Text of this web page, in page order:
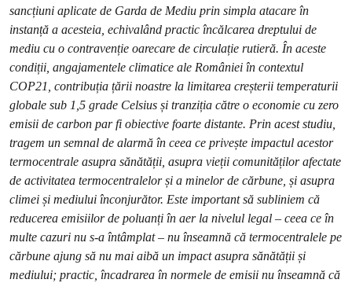
sancțiuni aplicate de Garda de Mediu prin simpla atacare în
instanță a acesteia, echivalând practic încălcarea dreptului de
mediu cu o contravenție oarecare de circulație rutieră. În aceste
condiții, angajamentele climatice ale României în contextul
COP21, contribuția țării noastre la limitarea creșterii temperaturii
globale sub 1,5 grade Celsius și tranziția către o economie cu zero
emisii de carbon par fi obiective foarte distante. Prin acest studiu,
tragem un semnal de alarmă în ceea ce privește impactul acestor
termocentrale asupra sănătății, asupra vieții comunităților afectate
de activitatea termocentralelor și a minelor de cărbune, și asupra
climei și mediului înconjurător. Este important să subliniem că
reducerea emisiilor de poluanți în aer la nivelul legal – ceea ce în
multe cazuri nu s-a întâmplat – nu înseamnă că termocentralele pe
cărbune ajung să nu mai aibă un impact asupra sănătății și
mediului; practic, încadrarea în normele de emisii nu înseamnă că